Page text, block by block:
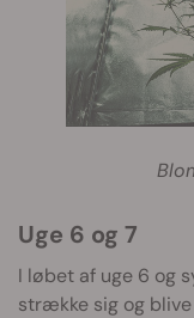
Uge 6 og 7
I løbet af uge 6 og
strække sig og